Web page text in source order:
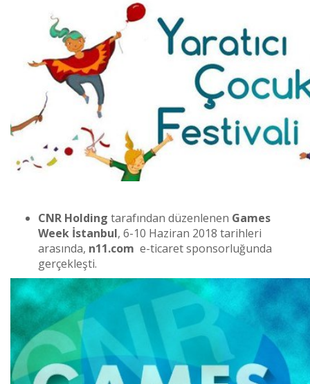
CNR Holding tarafından düzenlenen Games
Week İstanbul, 6-10 Haziran 2018 tarihleri
arasında, n11.com e-ticaret sponsorluğunda
gerçekleşti.